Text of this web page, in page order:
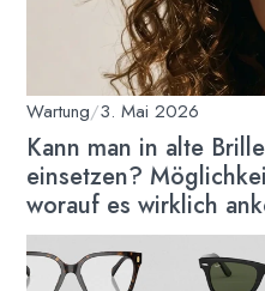
Wartung/3. Mai 2026
Kann man in alte
einsetzen?
worauf es wirklich